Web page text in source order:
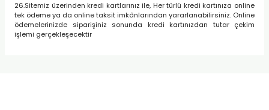
26.Sitemiz üzerinden kredi kartlarınız ile, Her türlü kredi kartınıza online
tek ödeme ya da online taksit imkânlarından yararlanabilirsiniz. Online
ödemelerinizde siparişiniz sonunda kredi kartınızdan tutar çekim
işlemi gerçekleşecektir